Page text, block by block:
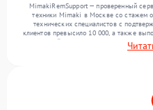
MimakiRemSupport — проверенный
техники Mimaki в Москве со стажем
технических специалистов с
клиентов превысило 10 000, а также
в сервисный центр поступает более 300
любой сложности и предлагаем